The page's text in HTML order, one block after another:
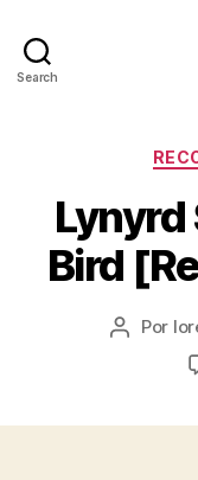
Search
Lynyrd
Bird
Autor
Por